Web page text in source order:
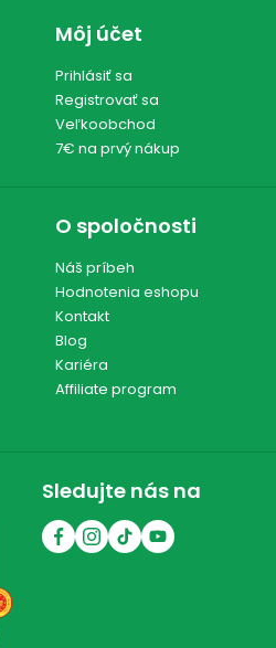
Môj účet
Prihlásiť sa
Registrovať sa
Veľkoobchod
7€ na prvý nákup
O spoločnosti
Náš príbeh
Hodnotenia eshopu
Kontakt
Blog
Kariéra
Affiliate program
Sledujte nás na